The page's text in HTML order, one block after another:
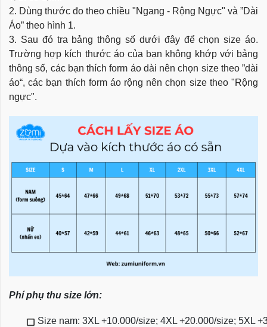
2. Dùng thước đo theo chiều "Ngang - Rộng Ngực" và ”Dài
Áo” theo hình 1.
3. Sau đó tra bảng thông số dưới đây để chọn size áo.
Trường hợp kích thước áo của bạn không khớp với bảng
thông số, các bạn thích form áo dài nên chọn size theo ”dài
áo“, các bạn thích form áo rộng nên chọn size theo "Rộng
ngực".
Phí phụ thu size lớn:
Size nam: 3XL +10.000/size; 4XL +20.000/size; 5XL